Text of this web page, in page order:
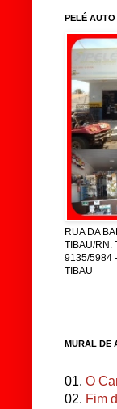
PELÉ AUTO
RUA DA
TIBAU/RN.
9135/5984
TIBAU
MURAL DE
01. O
02. Fim